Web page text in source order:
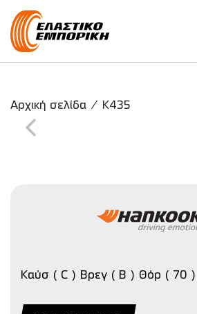
Κύρια πλοήγηση
Αρχική σελίδα / K435
Καύσ ( C ) Βρεγ ( B ) Θόρ ( 70 )